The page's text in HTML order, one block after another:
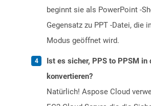
beginnt sie als PowerPoint -
Gegensatz zu PPT -Datei, die
Modus geöffnet wird.
Ist es sicher, PPS to PPSM in
konvertieren?
Natürlich! Aspose Cloud